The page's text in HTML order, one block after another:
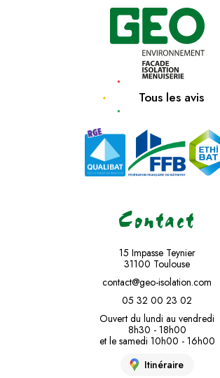
Tous les avis
Contact
15 Impasse Teynier
31100 Toulouse
contact@geo-isolation.com
05 32 00 23 02
Ouvert du lundi au vendredi
8h30 - 18h00
et le samedi 10h00 - 16h00
Itinéraire